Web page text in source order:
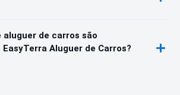
aluguer de carros são
Aluguer de Carros?